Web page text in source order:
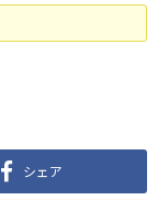
シェア